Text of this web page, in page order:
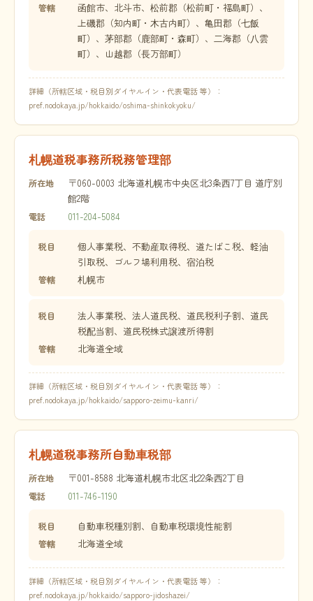
管轄
函館市、北斗市、松前郡（松前町・福島町）、
上磯郡（知内町・木古内町）、亀田郡（七飯
町）、茅部郡（鹿部町・森町）、二海郡（八雲
町）、山越郡（長万部町）
詳細（所轄区域・税目別ダイヤルイン・代表電話 等）：
pref.nodokaya.jp/hokkaido/oshima-shinkokyoku/
札幌道税事務所税務管理部
所在地
〒060-0003 北海道札幌市中央区北3条西7丁目 道庁別
館2階
電話 011-204-5084
税目
個人事業税、不動産取得税、道たばこ税、軽油
引取税、ゴルフ場利用税、宿泊税
管轄 札幌市
税目
法人事業税、法人道民税、道民税利子割、道民
税配当割、道民税株式譲渡所得割
管轄 北海道全域
詳細（所轄区域・税目別ダイヤルイン・代表電話 等）：
pref.nodokaya.jp/hokkaido/sapporo-zeimu-kanri/
札幌道税事務所自動車税部
所在地 〒001-8588 北海道札幌市北区北22条西2丁目
電話 011-746-1190
税目 自動車税種別割、自動車税環境性能割
管轄 北海道全域
詳細（所轄区域・税目別ダイヤルイン・代表電話 等）：
pref.nodokaya.jp/hokkaido/sapporo-jidoshazei/